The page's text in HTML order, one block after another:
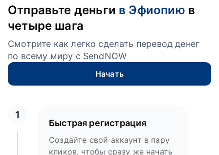
Отправьте деньги в Эфиопию в
четыре шага
Смотрите как легко сделать перевод денег
по всему миру с SendNOW
Начать
1
Быстрая регистрация
Создайте свой аккаунт в пару
кликов, чтобы сразу же начать